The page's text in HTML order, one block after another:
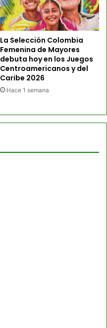
La Selección Colombia
Femenina de Mayores
debuta hoy en los Juegos
Centroamericanos y del
Caribe 2026
Hace 1 semana